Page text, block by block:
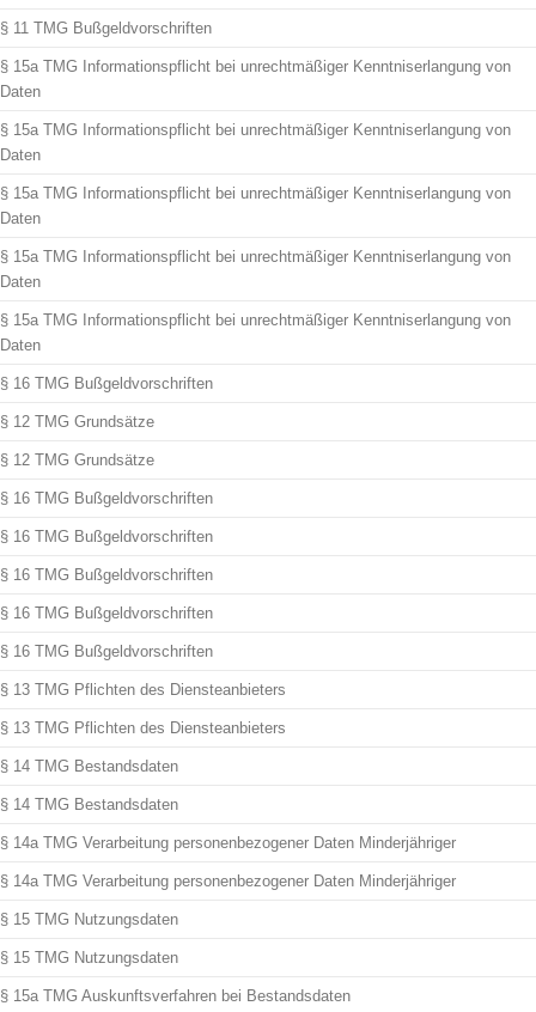
§ 11 TMG Bußgeldvorschriften
§ 15a TMG Informationspflicht bei unrechtmäßiger Kenntniserlangung von
Daten
§ 15a TMG Informationspflicht bei unrechtmäßiger Kenntniserlangung von
Daten
§ 15a TMG Informationspflicht bei unrechtmäßiger Kenntniserlangung von
Daten
§ 15a TMG Informationspflicht bei unrechtmäßiger Kenntniserlangung von
Daten
§ 15a TMG Informationspflicht bei unrechtmäßiger Kenntniserlangung von
Daten
§ 16 TMG Bußgeldvorschriften
§ 12 TMG Grundsätze
§ 12 TMG Grundsätze
§ 16 TMG Bußgeldvorschriften
§ 16 TMG Bußgeldvorschriften
§ 16 TMG Bußgeldvorschriften
§ 16 TMG Bußgeldvorschriften
§ 16 TMG Bußgeldvorschriften
§ 13 TMG Pflichten des Diensteanbieters
§ 13 TMG Pflichten des Diensteanbieters
§ 14 TMG Bestandsdaten
§ 14 TMG Bestandsdaten
§ 14a TMG Verarbeitung personenbezogener Daten Minderjähriger
§ 14a TMG Verarbeitung personenbezogener Daten Minderjähriger
§ 15 TMG Nutzungsdaten
§ 15 TMG Nutzungsdaten
§ 15a TMG Auskunftsverfahren bei Bestandsdaten